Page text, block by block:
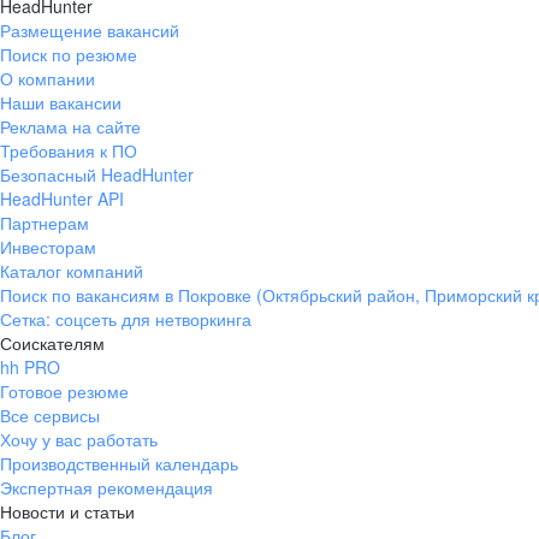
HeadHunter
Размещение вакансий
Поиск по резюме
О компании
Наши вакансии
Реклама на сайте
Требования к ПО
Безопасный HeadHunter
HeadHunter API
Партнерам
Инвесторам
Каталог компаний
Поиск по вакансиям в Покровке (Октябрьский район, Приморский
Сетка: соцсеть для нетворкинга
Соискателям
hh PRO
Готовое резюме
Все сервисы
Хочу у вас работать
Производственный календарь
Экспертная рекомендация
Новости и статьи